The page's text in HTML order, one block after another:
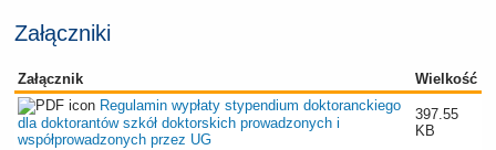
Załączniki
Załącznik
Wielkość
Regulamin wypłaty stypendium doktoranckiego
dla doktorantów szkół doktorskich prowadzonych i
współprowadzonych przez UG
397.55
KB